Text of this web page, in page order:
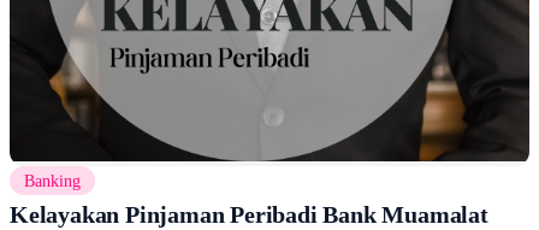
Banking
Kelayakan Pinjaman Peribadi Bank Muamalat